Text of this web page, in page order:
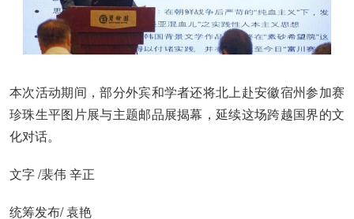
本次活动期间，部分外宾和学者还将北上赴安徽宿州参加赛
珍珠生平图片展与主题邮品展揭幕，延续这场跨越国界的文
化对话。
文字 /裴伟 辛正
统筹发布/ 袁艳